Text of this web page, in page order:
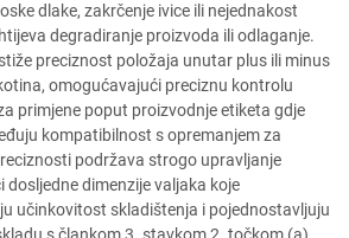
dlake, zakrčenje ivice ili nejednakost
degradiranje proizvoda ili odlaganje.
preciznost položaja unutar plus ili minus
omogućavajući preciznu kontrolu
primjene poput proizvodnje etiketa gdje
kompatibilnost s opremanjem za
podržava strogo upravljanje
dimenzije valjaka koje
učinkovitost skladištenja i pojednostavljuju